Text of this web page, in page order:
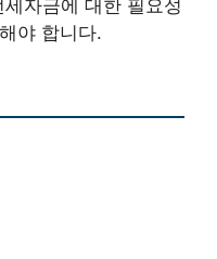
자금에 대한 필요성
야 합니다.